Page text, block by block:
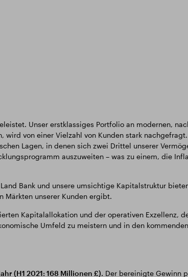
Unser erstklassiges Portfolio an modernen,
von einer Vielzahl von Kunden stark
Lagen, in denen sich zwei Drittel unserer
auszuweiten – was zu einem, die
Bank und unsere umsichtige Kapitalstruktur
Märkten unserer Kunden ergibt.
Kapitalallokation und der operativen Exzellenz,
Umfeld zu meistern und in den
(H1 2021: 168 Millionen £). Der bereinigte Gewinn